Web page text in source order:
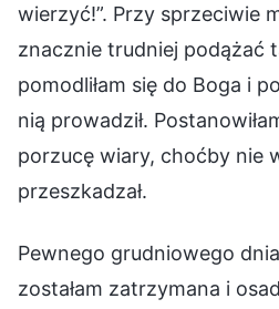
wierzyć!”. Przy sprzeciwie
znacznie trudniej podążać
pomodliłam się do Boga i
nią prowadził.
porzucę wiary, choćby nie
przeszkadzał.
Pewnego grudniowego
zostałam zatrzymana i